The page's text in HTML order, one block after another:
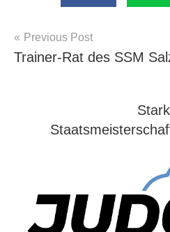
Allgemein
Beitragsnavigation
Previous Post
Trainer-Rat des SSM